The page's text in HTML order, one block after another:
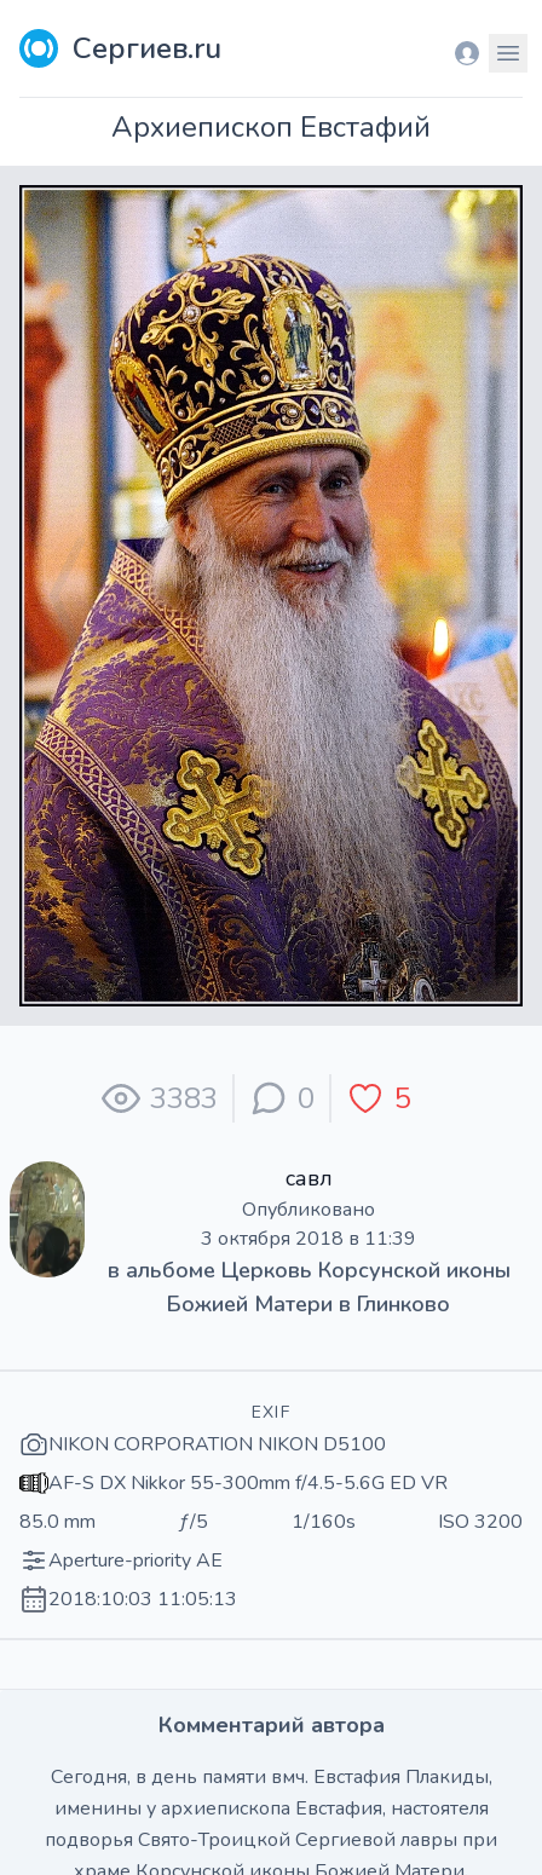
Сергиев.ru Вход
Архиепископ Евстафий
3383 0 5
савл
Опубликовано
3 октября 2018 в 11:39
в альбоме Церковь Корсунской иконы
Божией Матери в Глинково
EXIF
NIKON CORPORATION NIKON D5100
AF-S DX Nikkor 55-300mm f/4.5-5.6G ED VR
85.0 mm
ƒ/5 1/160s
ISO 3200
Aperture-priority AE
2018:10:03 11:05:13
Комментарий автора
Сегодня, в день памяти вмч. Евстафия Плакиды,
именины у архиепископа Евстафия, настоятеля
подворья Свято-Троицкой Сергиевой лавры при